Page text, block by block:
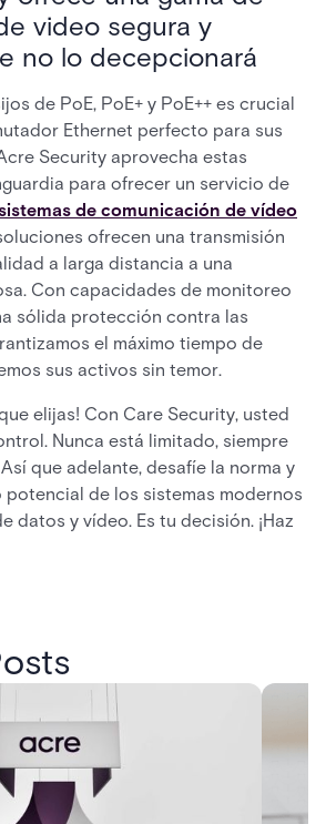
video segura y
no lo decepcionará
de PoE, PoE+ y PoE++ es crucial
Ethernet perfecto para sus
Security aprovecha estas
para ofrecer un servicio de
de comunicación de vídeo
ofrecen una transmisión
a larga distancia a una
Con capacidades de monitoreo
sólida protección contra las
el máximo tiempo de
sus activos sin temor.
elijas! Con Care Security, usted
Nunca está limitado, siempre
que adelante, desafíe la norma y
de los sistemas modernos
datos y vídeo. Es tu decisión. ¡Haz